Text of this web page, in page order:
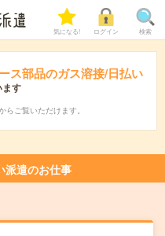
気になる! ログイン 検索
ス部品のガス溶接/日払い
す
からご覧いただけます。
派遣のお仕事